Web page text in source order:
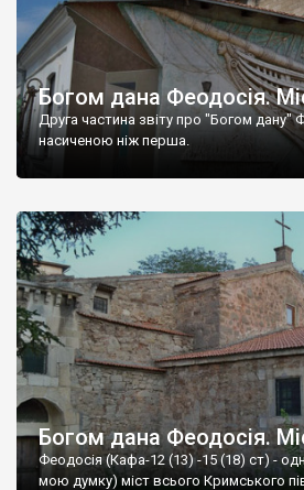
Богом дана Феодосія.
Друга частина звіту про "Богом
насиченою ніж перша.
Богом дана Феодосія.
Феодосія (Кафа-12 (13) -15 (18) ст) -
мою думку) міст всього Кримського